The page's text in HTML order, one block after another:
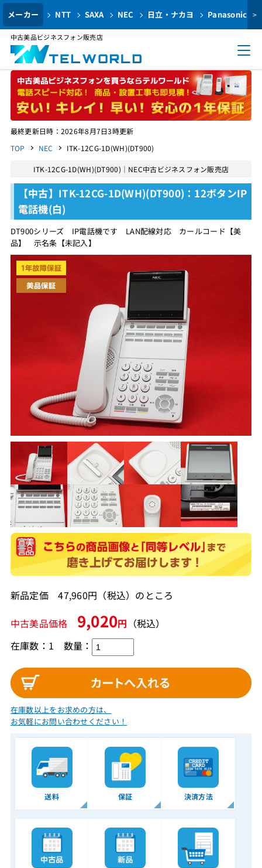
メーカー NTT SAXA NEC 日立・ナカヨ Panasonic >
中古美品ビジネスフォン販売店
最終更新日時：2026年8月7日3時更新
TOP
NEC ITK-12CG-1D(WH)(DT900)
ITK-12CG-1D(WH)(DT900)｜NEC中古ビジネスフォン販売店
【中古】ITK-12CG-1D(WH)(DT900)：12ボタンIP
電話機(白)
DT900シリーズ IP電話機です LAN配線対応 カールコード【美
品】 示名条【未記入】
新品定価 47,960円（税込）のところ
中古美品価格 9,020円 （税込）
在庫数：1 数量：
在庫数以上をお求めの方は、
お気軽にお問い合わせください！
送料 保証 決済方法